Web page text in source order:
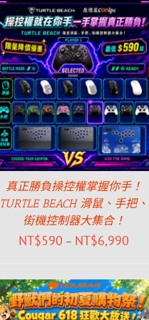
真正勝負操控權掌握你手！
TURTLE BEACH 滑鼠、手把、
街機控制器大集合！
NT$590 – NT$6,990